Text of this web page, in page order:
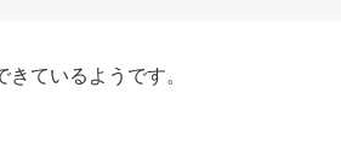
ているようです。